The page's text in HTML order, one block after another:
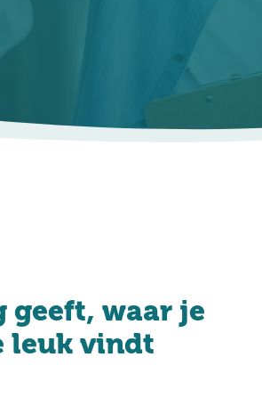
geeft, waar je
leuk vindt